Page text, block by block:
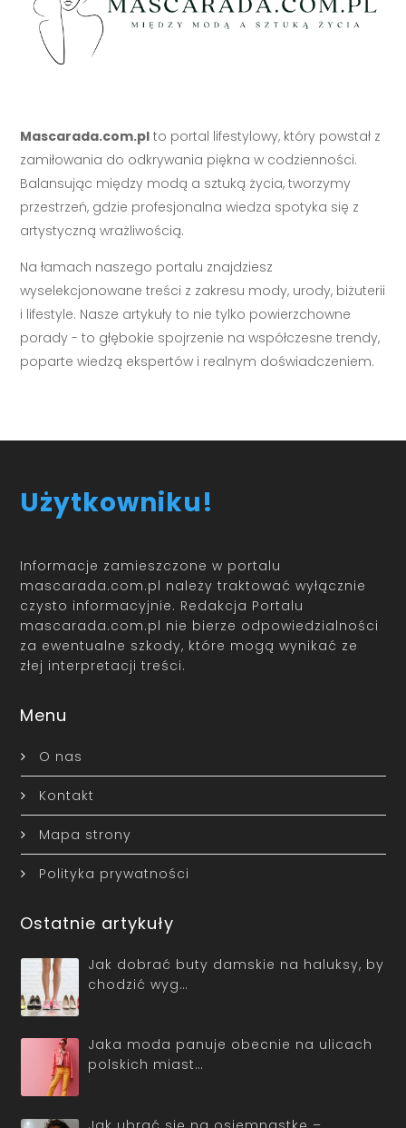
Mascarada.com.pl to portal lifestylowy, który powstał z
zamiłowania do odkrywania piękna w codzienności.
Balansując między modą a sztuką życia, tworzymy
przestrzeń, gdzie profesjonalna wiedza spotyka się z
artystyczną wrażliwością.
Na łamach naszego portalu znajdziesz
wyselekcjonowane treści z zakresu mody, urody, biżuterii
i lifestyle. Nasze artykuły to nie tylko powierzchowne
porady - to głębokie spojrzenie na współczesne trendy,
poparte wiedzą ekspertów i realnym doświadczeniem.
Użytkowniku!
Informacje zamieszczone w portalu
mascarada.com.pl należy traktować wyłącznie
czysto informacyjnie. Redakcja Portalu
mascarada.com.pl nie bierze odpowiedzialności
za ewentualne szkody, które mogą wynikać ze
złej interpretacji treści.
Menu
O nas
Kontakt
Mapa strony
Polityka prywatności
Ostatnie artykuły
Jak dobrać buty damskie na haluksy, by
chodzić wyg…
Jaka moda panuje obecnie na ulicach
polskich miast…